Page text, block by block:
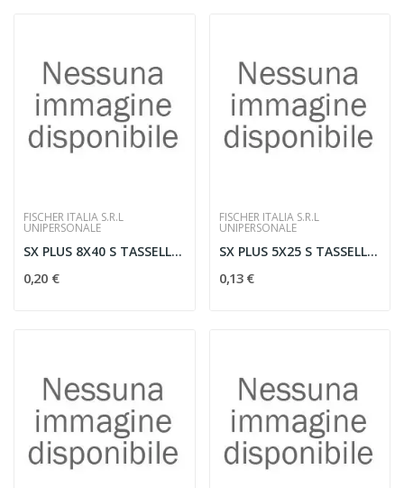
FISCHER ITALIA S.R.L
UNIPERSONALE
SX PLUS 8X40 S TASSELLO/VITE
0,20 €
FISCHER ITALIA S.R.L
UNIPERSONALE
SX PLUS 5X25 S TASSELLO/VITE
0,13 €